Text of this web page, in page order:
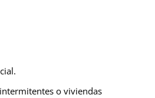
o viviendas